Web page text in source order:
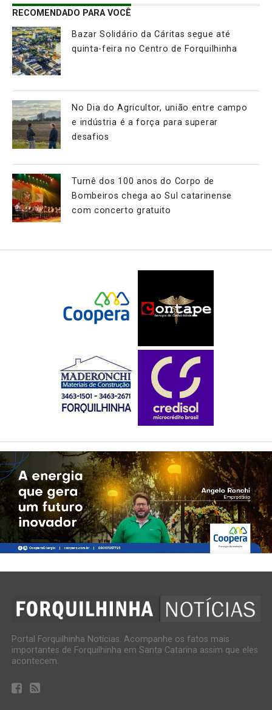
RECOMENDADO PARA VOCÊ
Bazar Solidário da Cáritas segue até
quinta-feira no Centro de Forquilhinha
No Dia do Agricultor, união entre campo
e indústria é a força para superar
desafios
Turnê dos 100 anos do Corpo de
Bombeiros chega ao Sul catarinense
com concerto gratuito
Portal Forquilhinha Notícias. Acompanhe os fatos mais
importantes de Forquilhinha em Santa Catarina assim que eles
acontecem.